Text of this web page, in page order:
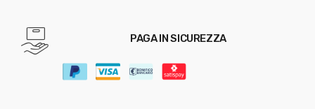
PAGA IN SICUREZZA